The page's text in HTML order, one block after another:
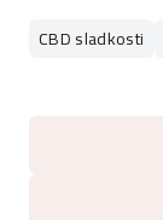
CBD sladkosti